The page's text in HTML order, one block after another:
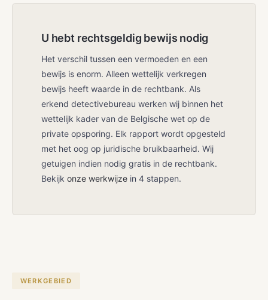
U hebt rechtsgeldig bewijs nodig
Het verschil tussen een vermoeden en een
bewijs is enorm. Alleen wettelijk verkregen
bewijs heeft waarde in de rechtbank. Als
erkend detectivebureau werken wij binnen het
wettelijk kader van de Belgische wet op de
private opsporing. Elk rapport wordt opgesteld
met het oog op juridische bruikbaarheid. Wij
getuigen indien nodig gratis in de rechtbank.
Bekijk onze werkwijze in 4 stappen.
WERKGEBIED